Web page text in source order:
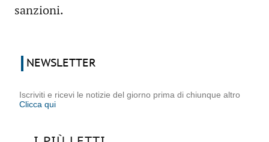
sanzioni.
NEWSLETTER
Iscriviti e ricevi le notizie del giorno prima di chiunque altro
Clicca qui